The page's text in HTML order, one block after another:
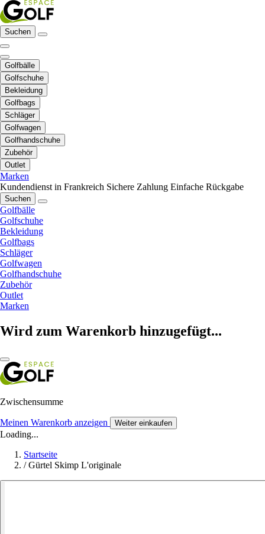
Suchen
Golfbälle
Golfschuhe
Bekleidung
Golfbags
Schläger
Golfwagen
Golfhandschuhe
Zubehör
Outlet
Marken
Kundendienst in Frankreich Sichere Zahlung Einfache Rückgabe
Suchen
Golfbälle
Golfschuhe
Bekleidung
Golfbags
Schläger
Golfwagen
Golfhandschuhe
Zubehör
Outlet
Marken
Wird zum Warenkorb hinzugefügt...
Zwischensumme
Meinen Warenkorb anzeigen Weiter einkaufen
Loading...
Startseite
/ Gürtel Skimp L'originale